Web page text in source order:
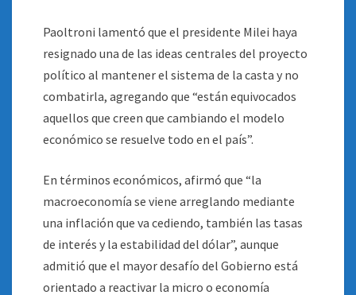
Paoltroni lamentó que el presidente Milei haya
resignado una de las ideas centrales del proyecto
político al mantener el sistema de la casta y no
combatirla, agregando que “están equivocados
aquellos que creen que cambiando el modelo
económico se resuelve todo en el país”.
En términos económicos, afirmó que “la
macroeconomía se viene arreglando mediante
una inflación que va cediendo, también las tasas
de interés y la estabilidad del dólar”, aunque
admitió que el mayor desafío del Gobierno está
orientado a reactivar la micro o economía